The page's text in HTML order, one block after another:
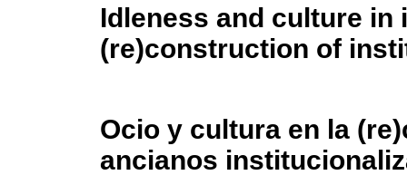
Idleness and culture in
(re)construction of
Ocio y cultura en la
ancianos